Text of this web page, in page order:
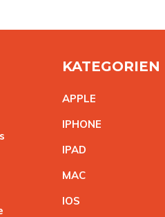
KATEGORIEN
APPLE
IPHONE
IPAD
MAC
IOS